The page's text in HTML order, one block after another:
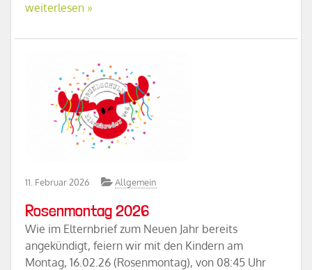
weiterlesen »
11. Februar 2026 Allgemein
Rosenmontag 2026
Wie im Elternbrief zum Neuen Jahr bereits
angekündigt, feiern wir mit den Kindern am
Montag, 16.02.26 (Rosenmontag), von 08:45 Uhr